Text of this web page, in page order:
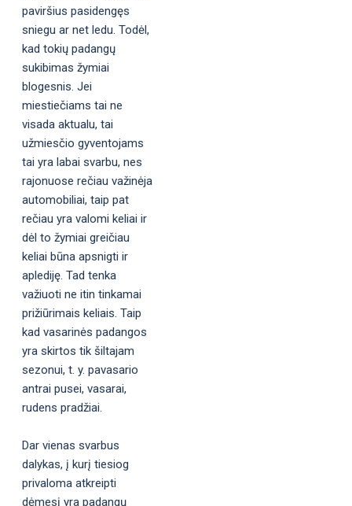
paviršius pasidengęs
sniegu ar net ledu. Todėl,
kad tokių padangų
sukibimas žymiai
blogesnis. Jei
miestiečiams tai ne
visada aktualu, tai
užmiesčio gyventojams
tai yra labai svarbu, nes
rajonuose rečiau važinėja
automobiliai, taip pat
rečiau yra valomi keliai ir
dėl to žymiai greičiau
keliai būna apsnigti ir
aplediję. Tad tenka
važiuoti ne itin tinkamai
prižiūrimais keliais. Taip
kad vasarinės padangos
yra skirtos tik šiltajam
sezonui, t. y. pavasario
antrai pusei, vasarai,
rudens pradžiai.
Dar vienas svarbus
dalykas, į kurį tiesiog
privaloma atkreipti
dėmesį yra padangų